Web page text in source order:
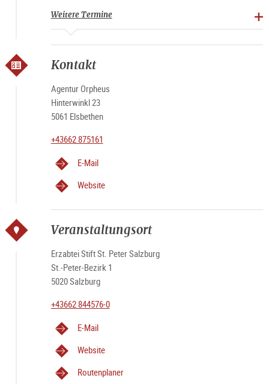
Weitere Termine
Kontakt
Agentur Orpheus
Hinterwinkl 23
5061 Elsbethen
+43662 875161
E-Mail
Website
Veranstaltungsort
Erzabtei Stift St. Peter Salzburg
St.-Peter-Bezirk 1
5020 Salzburg
+43662 844576-0
E-Mail
Website
Routenplaner